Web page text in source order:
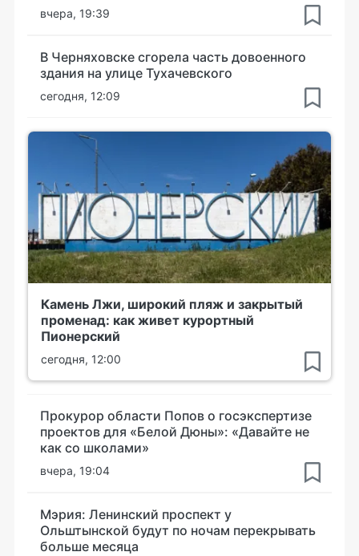
вчера, 19:39
В Черняховске сгорела часть довоенного
здания на улице Тухачевского
сегодня, 12:09
Камень Лжи, широкий пляж и закрытый
променад: как живет курортный
Пионерский
сегодня, 12:00
Прокурор области Попов о госэкспертизе
проектов для «Белой Дюны»: «Давайте не
как со школами»
вчера, 19:04
Мэрия: Ленинский проспект у
Ольштынской будут по ночам перекрывать
больше месяца